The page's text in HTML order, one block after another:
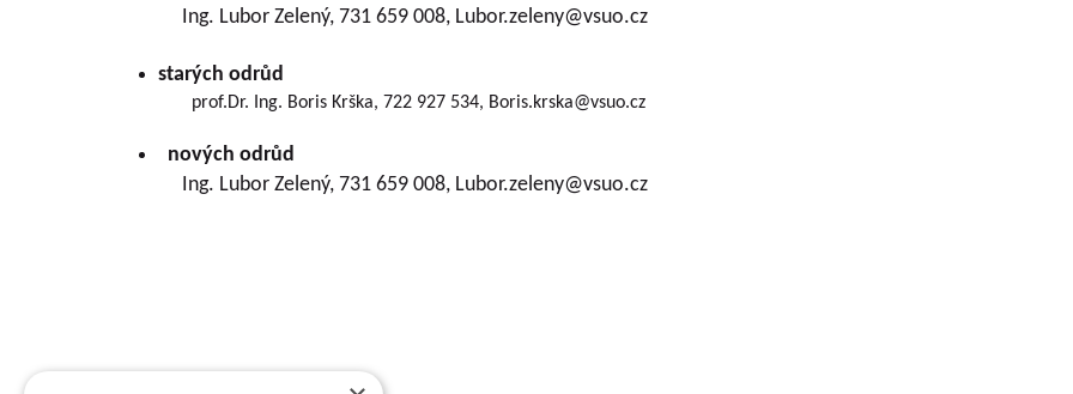
Ing. Lubor Zelený, 731 659 008, Lubor.zeleny@vsuo.cz
starých odrůd
prof.Dr. Ing. Boris Krška, 722 927 534, Boris.krska@vsuo.cz
nových odrůd
Ing. Lubor Zelený, 731 659 008, Lubor.zeleny@vsuo.cz
of fruit growing and the breeding of fruit crops continuously for almost seven decades. The